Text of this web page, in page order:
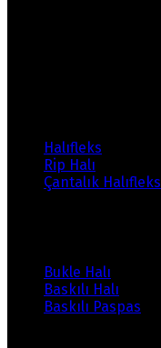
Halıfleks
Rip Halı
Çantalık Halıfleks
Bukle Halı
Baskılı Halı
Baskılı Paspas